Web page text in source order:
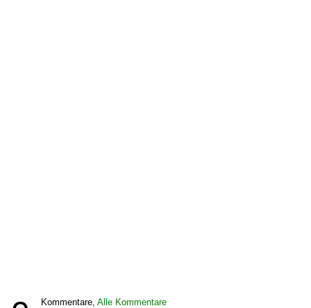
Kommentare, Alle Kommentare